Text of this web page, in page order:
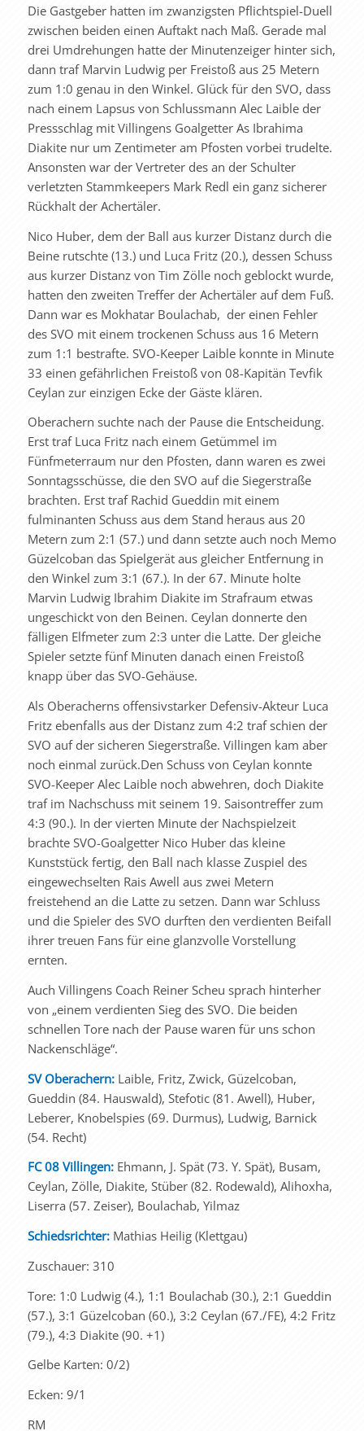
Die Gastgeber hatten im zwanzigsten Pflichtspiel-Duell
zwischen beiden einen Auftakt nach Maß. Gerade mal
drei Umdrehungen hatte der Minutenzeiger hinter sich,
dann traf Marvin Ludwig per Freistoß aus 25 Metern
zum 1:0 genau in den Winkel. Glück für den SVO, dass
nach einem Lapsus von Schlussmann Alec Laible der
Pressschlag mit Villingens Goalgetter As Ibrahima
Diakite nur um Zentimeter am Pfosten vorbei trudelte.
Ansonsten war der Vertreter des an der Schulter
verletzten Stammkeepers Mark Redl ein ganz sicherer
Rückhalt der Achertäler.
Nico Huber, dem der Ball aus kurzer Distanz durch die
Beine rutschte (13.) und Luca Fritz (20.), dessen Schuss
aus kurzer Distanz von Tim Zölle noch geblockt wurde,
hatten den zweiten Treffer der Achertäler auf dem Fuß.
Dann war es Mokhatar Boulachab, der einen Fehler
des SVO mit einem trockenen Schuss aus 16 Metern
zum 1:1 bestrafte. SVO-Keeper Laible konnte in Minute
33 einen gefährlichen Freistoß von 08-Kapitän Tevfik
Ceylan zur einzigen Ecke der Gäste klären.
Oberachern suchte nach der Pause die Entscheidung.
Erst traf Luca Fritz nach einem Getümmel im
Fünfmeterraum nur den Pfosten, dann waren es zwei
Sonntagsschüsse, die den SVO auf die Siegerstraße
brachten. Erst traf Rachid Gueddin mit einem
fulminanten Schuss aus dem Stand heraus aus 20
Metern zum 2:1 (57.) und dann setzte auch noch Memo
Güzelcoban das Spielgerät aus gleicher Entfernung in
den Winkel zum 3:1 (67.). In der 67. Minute holte
Marvin Ludwig Ibrahim Diakite im Strafraum etwas
ungeschickt von den Beinen. Ceylan donnerte den
fälligen Elfmeter zum 2:3 unter die Latte. Der gleiche
Spieler setzte fünf Minuten danach einen Freistoß
knapp über das SVO-Gehäuse.
Als Oberacherns offensivstarker Defensiv-Akteur Luca
Fritz ebenfalls aus der Distanz zum 4:2 traf schien der
SVO auf der sicheren Siegerstraße. Villingen kam aber
noch einmal zurück.Den Schuss von Ceylan konnte
SVO-Keeper Alec Laible noch abwehren, doch Diakite
traf im Nachschuss mit seinem 19. Saisontreffer zum
4:3 (90.). In der vierten Minute der Nachspielzeit
brachte SVO-Goalgetter Nico Huber das kleine
Kunststück fertig, den Ball nach klasse Zuspiel des
eingewechselten Rais Awell aus zwei Metern
freistehend an die Latte zu setzen. Dann war Schluss
und die Spieler des SVO durften den verdienten Beifall
ihrer treuen Fans für eine glanzvolle Vorstellung
ernten.
Auch Villingens Coach Reiner Scheu sprach hinterher
von „einem verdienten Sieg des SVO. Die beiden
schnellen Tore nach der Pause waren für uns schon
Nackenschläge“.
SV Oberachern:Laible, Fritz, Zwick, Güzelcoban,
Gueddin (84. Hauswald), Stefotic (81. Awell), Huber,
Leberer, Knobelspies (69. Durmus), Ludwig, Barnick
(54. Recht)
FC 08 Villingen:Ehmann, J. Spät (73. Y. Spät), Busam,
Ceylan, Zölle, Diakite, Stüber (82. Rodewald), Alihoxha,
Liserra (57. Zeiser), Boulachab, Yilmaz
Schiedsrichter:Mathias Heilig (Klettgau)
Zuschauer: 310
Tore: 1:0 Ludwig (4.), 1:1 Boulachab (30.), 2:1 Gueddin
(57.), 3:1 Güzelcoban (60.), 3:2 Ceylan (67./FE), 4:2 Fritz
(79.), 4:3 Diakite (90. +1)
Gelbe Karten: 0/2)
Ecken: 9/1
RM